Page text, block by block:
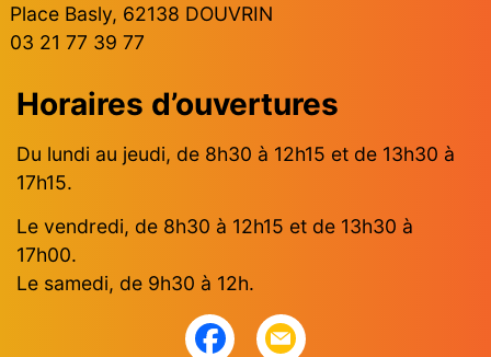
Place Basly, 62138 DOUVRIN
03 21 77 39 77
Horaires d’ouvertures
Du lundi au jeudi, de 8h30 à 12h15 et de 13h30 à
17h15.
Le vendredi, de 8h30 à 12h15 et de 13h30 à
17h00.
Le samedi, de 9h30 à 12h.